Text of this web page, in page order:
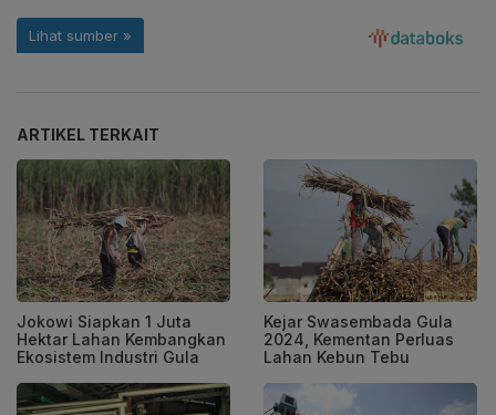
ARTIKEL TERKAIT
Jokowi Siapkan 1 Juta
Hektar Lahan Kembangkan
Ekosistem Industri Gula
Kejar Swasembada Gula
2024, Kementan Perluas
Lahan Kebun Tebu